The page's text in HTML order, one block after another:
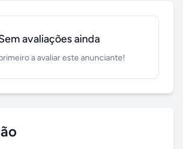
avaliações ainda
a avaliar este anunciante!